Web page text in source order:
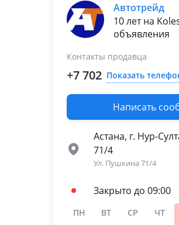
Автотрейд
10 лет на
объявления
Контакты продавца
+7 702 Показать
Написать
Астана, г. Нур-
71/4
Ул. Пушкина 71/4
Закрыто до 09:00
ПН ВТ СР ЧТ